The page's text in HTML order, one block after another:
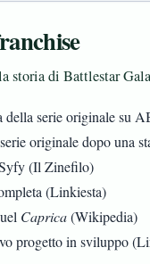
storia di Battlestar
serie originale su
originale dopo una
(Il Zinefilo)
(Linkiesta)
Caprica(Wikipedia)
progetto in sviluppo